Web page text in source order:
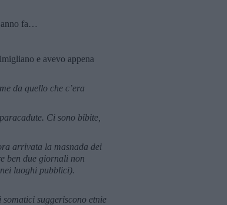
anno fa…
e avevo appena
da quello che c’era
Ci sono bibite,
arrivata la masnada dei
ben due giornali non
luoghi pubblici).
suggeriscono etnie